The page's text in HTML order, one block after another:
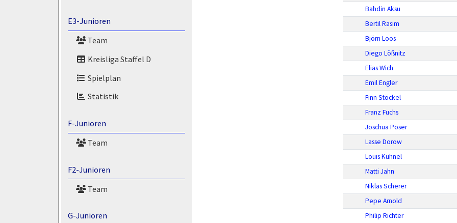
E3-Junioren
Team
Kreisliga Staffel D
Spielplan
Statistik
F-Junioren
Team
F2-Junioren
Team
G-Junioren
Bahdin Aksu
Bertil Rasim
Björn Loos
Diego Lößnitz
Elias Wich
Emil Engler
Finn Stöckel
Franz Fuchs
Joschua Poser
Lasse Dorow
Louis Kühnel
Matti Jahn
Niklas Scherer
Pepe Arnold
Philip Richter